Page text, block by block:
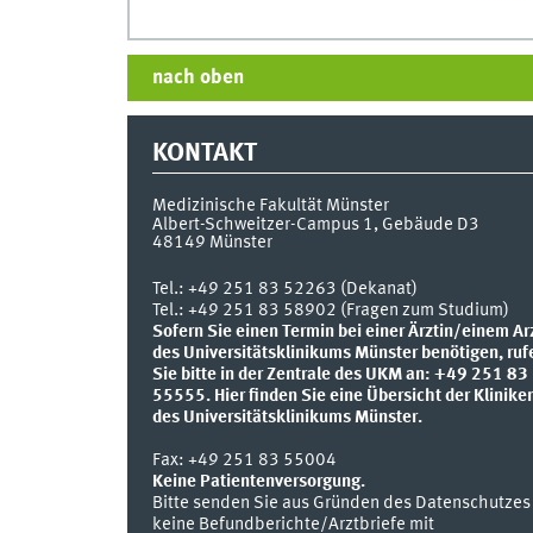
nach oben
KONTAKT
Medizinische Fakultät Münster
Albert-Schweitzer-Campus 1, Gebäude D3
48149 Münster
Tel.: +49 251 83 52263 (Dekanat)
Tel.: +49 251 83 58902 (Fragen zum Studium)
Sofern Sie einen Termin bei einer Ärztin/einem
des Universitätsklinikums Münster benötigen,
Sie bitte in der Zentrale des UKM an: +49 251 83
55555. Hier finden Sie eine Übersicht der
des Universitätsklinikums Münster.
Fax: +49 251 83 55004
Keine Patientenversorgung.
Bitte senden Sie aus Gründen des Datenschutzes
keine Befundberichte/Arztbriefe mit